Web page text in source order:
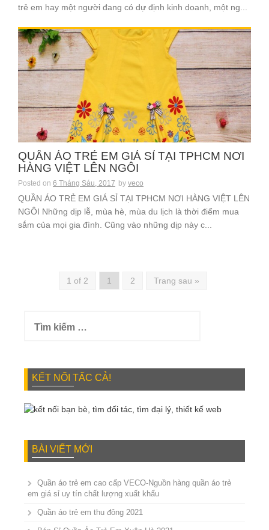
trẻ em hay một người đang có dự định kinh doanh, một ng...
QUẦN ÁO TRẺ EM GIÁ SỈ TẠI TPHCM NƠI
HÀNG VIỆT LÊN NGÔI
Posted on 6 Tháng Sáu, 2017 by veco
QUẦN ÁO TRẺ EM GIÁ SỈ TẠI TPHCM NƠI HÀNG VIỆT LÊN
NGÔI Những dịp lễ, mùa hè, mùa du lịch là thời điểm mua
sắm của mọi gia đình. Cũng vào những dịp này c...
1 of 2 1 2 Trang sau »
kiếm
KẾT NỐI TẤC CẢ!
BÀI VIẾT MỚI
Quần áo trẻ em cao cấp VECO-Nguồn hàng quần áo trẻ
em giá sỉ uy tín chất lượng xuất khẩu
Quần áo trẻ em thu đông 2021